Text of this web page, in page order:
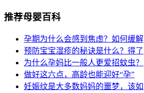
推荐母婴百科
孕期为什么会感到焦虑？如何缓解
预防宝宝湿疹的秘诀是什么？得了
为什么孕妈比一般人更爱招蚊虫？
做好这六点，高龄也能迎好“孕”
妊娠纹是大多数妈妈的噩梦，该如